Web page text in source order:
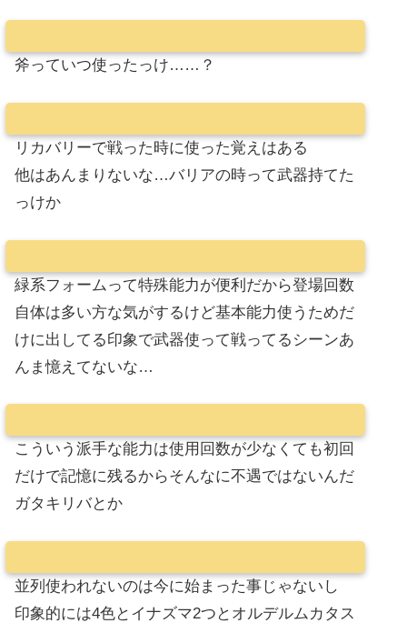
斧っていつ使ったっけ……？
リカバリーで戦った時に使った覚えはある
他はあんまりないな…バリアの時って武器持てた
っけか
緑系フォームって特殊能力が便利だから登場回数
自体は多い方な気がするけど基本能力使うためだ
けに出してる印象で武器使って戦ってるシーンあ
んま憶えてないな…
こういう派手な能力は使用回数が少なくても初回
だけで記憶に残るからそんなに不遇ではないんだ
ガタキリバとか
並列使われないのは今に始まった事じゃないし
印象的には4色とイナズマ2つとオルデルムカタス